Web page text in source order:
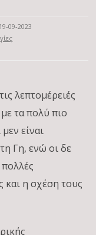
19-09-2023
λεπτομέρειές
τα πολύ πιο
είναι
Γη, ενώ οι δε
και η σχέση τους